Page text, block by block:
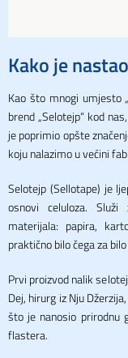
Kako je
Kao što mnogi umjesto
brend „Selotejp“ kod
je poprimio opšte
koju nalazimo u većini
Selotejp (Sellotape) je
osnovi celuloza. Služi
materijala: papira,
praktično bilo čega za
Prvi proizvod nalik
Dej, hirurg iz Nju
što je nanosio prirodnu
flastera.